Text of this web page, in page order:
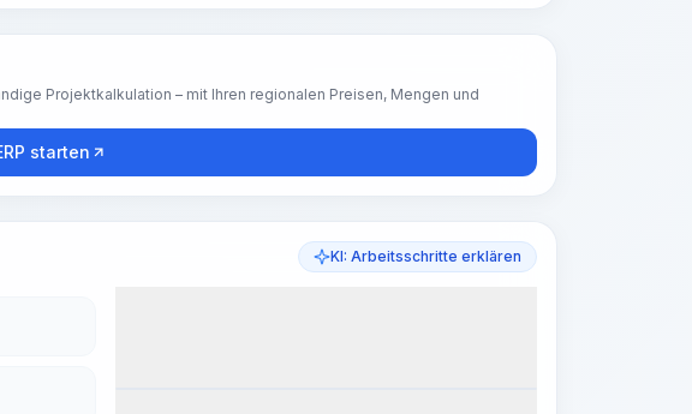
Projektkalkulation – mit Ihren regionalen Preisen, Mengen und
starten
KI: Arbeitsschritte erklären